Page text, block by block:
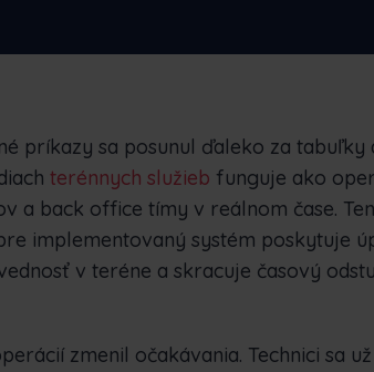
príkazy sa posunul ďaleko za tabuľky
terénnych služieb funguje ako
a back office tímy v reálnom čase.
implementovaný systém poskytuje
v teréne a skracuje časový
zmenil očakávania. Technici sa